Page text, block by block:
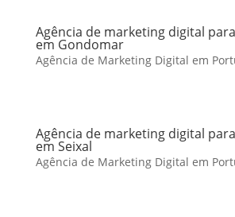
Agência de marketing digital
em Gondomar
Agência de Marketing Digital em
Agência de marketing digital
em Seixal
Agência de Marketing Digital em